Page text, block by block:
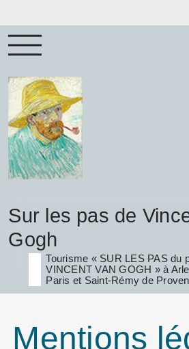
Sur les pas de
Gogh
Tourisme « SUR LES PAS du
VINCENT VAN GOGH » à
Paris et Saint-Rémy de
Mentions